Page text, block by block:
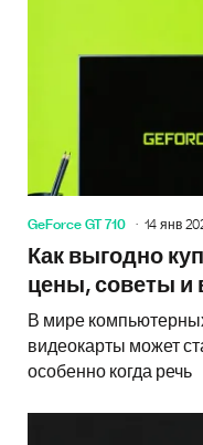
GeForce GT 710 14 янв
Как выгодно
цены, советы и
В мире
видеокарты может
особенно когда речь